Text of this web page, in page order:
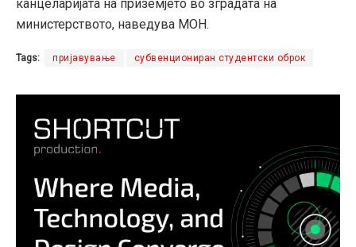
канцеларијата на приземјето во зградата на
министерството, наведува МОН.
Tags: пријавување субвенциониран студентски оброк